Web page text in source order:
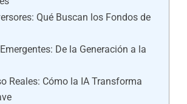
Qué Buscan los Fondos de
De la Generación a la
Reales: Cómo la IA Transforma